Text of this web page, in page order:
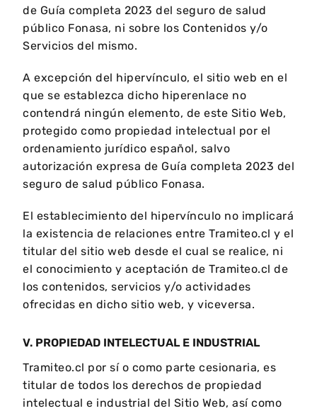
de Guía completa 2023 del seguro de salud
público Fonasa, ni sobre los Contenidos y/o
Servicios del mismo.
A excepción del hipervínculo, el sitio web en el
que se establezca dicho hiperenlace no
contendrá ningún elemento, de este Sitio Web,
protegido como propiedad intelectual por el
ordenamiento jurídico español, salvo
autorización expresa de Guía completa 2023 del
seguro de salud público Fonasa.
El establecimiento del hipervínculo no implicará
la existencia de relaciones entre Tramiteo.cl y el
titular del sitio web desde el cual se realice, ni
el conocimiento y aceptación de Tramiteo.cl de
los contenidos, servicios y/o actividades
ofrecidas en dicho sitio web, y viceversa.
V. PROPIEDAD INTELECTUAL E INDUSTRIAL
Tramiteo.cl por sí o como parte cesionaria, es
titular de todos los derechos de propiedad
intelectual e industrial del Sitio Web, así como